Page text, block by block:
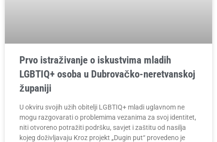
Prvo istraživanje o iskustvima mladih
LGBTIQ+ osoba u Dubrovačko-neretvanskoj
županiji
U okviru svojih užih obitelji LGBTIQ+ mladi uglavnom ne
mogu razgovarati o problemima vezanima za svoj identitet,
niti otvoreno potražiti podršku, savjet i zaštitu od nasilja
kojeg doživljavaju Kroz projekt „Dugin put“ provedeno je